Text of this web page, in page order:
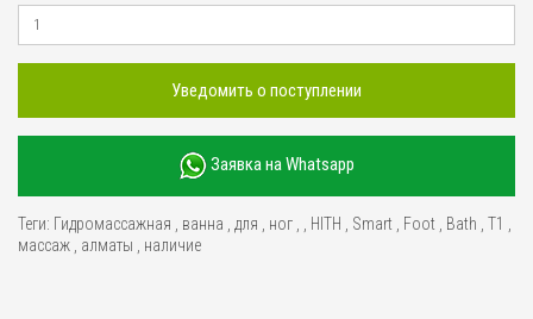
Уведомить о поступлении
Заявка на Whatsapp
Теги: Гидромассажная ванна для ног HITH Smart Foot Bath T1
массаж
алматы наличие